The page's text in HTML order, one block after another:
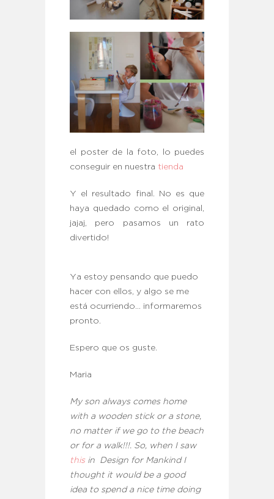
el poster de la foto, lo puedes
conseguir en nuestra tienda
Y el resultado final. No es que
haya quedado como el original,
jajaj, pero pasamos un rato
divertido!
Ya estoy pensando que puedo
hacer con ellos, y algo se me
está ocurriendo… informaremos
pronto.
Espero que os guste.
Maria
My son always comes home
with a wooden stick or a stone,
no matter if we go to the beach
or for a walk!!!. So, when I saw
thisin Design for Mankind I
thought it would be a good
idea to spend a nice time doing